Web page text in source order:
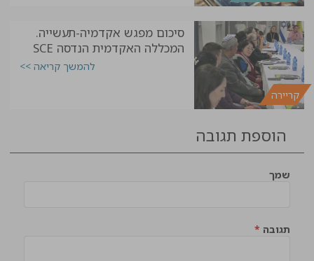
קריירה
סיכום מפגש אקדמיה-תעשייה.
המכללה האקדמית הנדסה SCE
להמשך קריאה >>
הוספת תגובה
שמך
תגובה *